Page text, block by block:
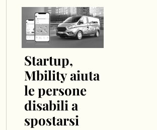
Startup,
Mbility aiuta
le persone
disabili a
spostarsi